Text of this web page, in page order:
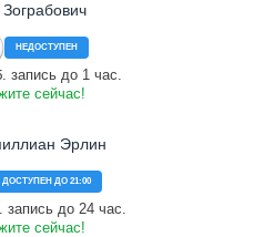
Зограбович
НЕДОСТУПЕН
запись до 1 час.
сейчас!
Эрлин
ДОСТУПЕН ДО 21:00
запись до 24 час.
сейчас!